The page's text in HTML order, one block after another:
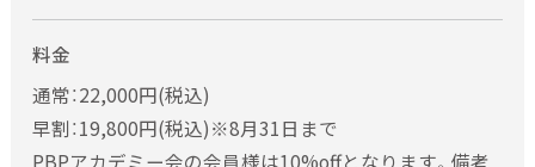
料金
通常：22,000円(税込)
早割：19,800円(税込)※8月31日まで
PBPアカデミー会の会員様は10%offとなります。備考